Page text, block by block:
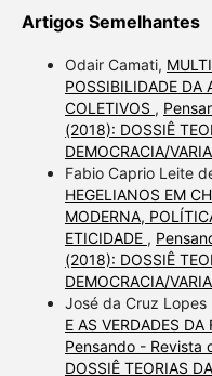
Artigos Semelhantes
Odair Camati,
POSSIBILIDADE DA
COLETIVOS ,
(2018): DOSSIÊ
DEMOCRACIA/VARIA
Fabio Caprio Leite
HEGELIANOS EM
MODERNA,
ETICIDADE ,
(2018): DOSSIÊ
DEMOCRACIA/VARIA
José da Cruz Lopes
E AS VERDADES
Pensando - Revista
DOSSIÊ TEORIAS